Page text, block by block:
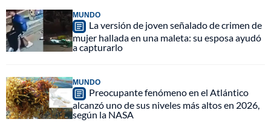
MUNDO
La versión de joven señalado de crimen de
mujer hallada en una maleta: su esposa ayudó
a capturarlo
MUNDO
Preocupante fenómeno en el Atlántico
alcanzó uno de sus niveles más altos en 2026,
según la NASA